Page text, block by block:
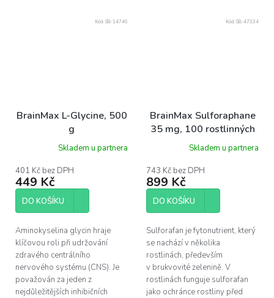
BrainMax L-Glycine, 500
g
Skladem u partnera
401 Kč bez DPH
449 Kč
DO KOŠÍKU
Aminokyselina glycin hraje
klíčovou roli při udržování
zdravého centrálního
nervového systému (CNS). Je
považován za jeden z
nejdůležitějších inhibičních
Kód: SB-14746
BrainMax Sulforaphane
35 mg, 100 rostlinných
kapslí
Skladem u partnera
743 Kč bez DPH
899 Kč
DO KOŠÍKU
Sulforafan je fytonutrient, který
se nachází v několika
rostlinách, především
v brukvovité zelenině. V
rostlinách funguje sulforafan
jako ochránce rostliny před
Kód: SB-47334